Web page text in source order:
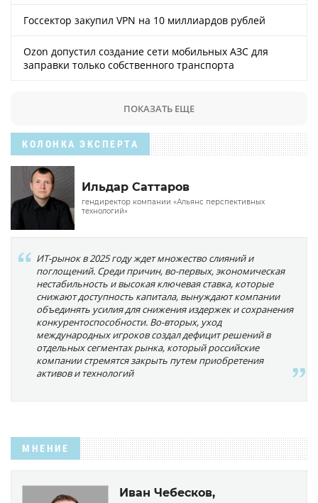
Госсектор закупил VPN на 10 миллиардов рублей
Ozon допустил создание сети мобильных АЗС для
заправки только собственного транспорта
ПОКАЗАТЬ ЕЩЕ
КОЛОНКА ЭКСПЕРТА
Ильдар Саттаров
гендиректор компании «Альянс перспективных
технологий»
ИТ-рынок в 2025 году ждет множество слияний и
поглощений. Среди причин, во-первых, экономическая
нестабильность и высокая ключевая ставка, которые
снижают доступность капитала, вынуждают компании
объединять усилия для снижения издержек и сохранения
конкурентоспособности. Во-вторых, уход
международных игроков создал дефицит решений в
отдельных сегментах рынка, который российские
компании стремятся закрыть путем приобретения
активов и технологий
МНЕНИЕ
Иван Чебесков,